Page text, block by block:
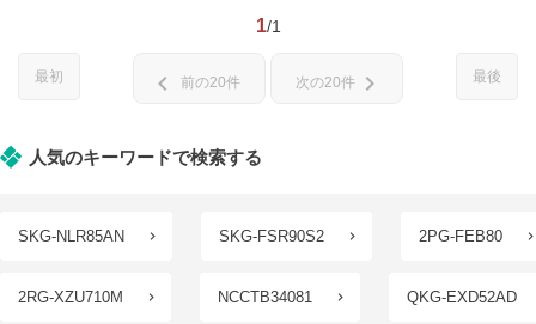
1/1
最初 最後
chevron_left 前の20件 次の20件 chevron_right
人気のキーワードで検索する
SKG-NLR85AN SKG-FSR90S2 2PG-FEB80
2RG-XZU710M NCCTB34081 QKG-EXD52AD